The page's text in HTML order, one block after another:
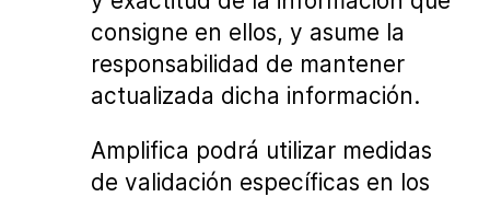
consigne en ellos, y asume la
responsabilidad de mantener
actualizada dicha información.
Amplifica podrá utilizar medidas
de validación específicas en los